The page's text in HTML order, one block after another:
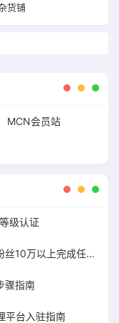
货铺
MCN会员站
级认证
拼多多短视频创作者中心怎么加入，粉丝10万以上完成任务获得现金补贴
骤指南
平台入驻指南